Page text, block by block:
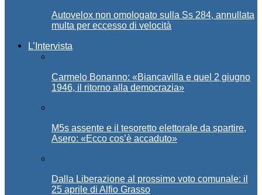
Autovelox non omologato sulla Ss 284, annullata
multa per eccesso di velocità
L’Intervista
Carmelo Bonanno: «Biancavilla e quel 2 giugno
1946, il ritorno alla democrazia»
M5s assente e il tesoretto elettorale da spartire,
Asero: «Ecco cos’è accaduto»
Dalla Liberazione al prossimo voto comunale: il
25 aprile di Alfio Grasso